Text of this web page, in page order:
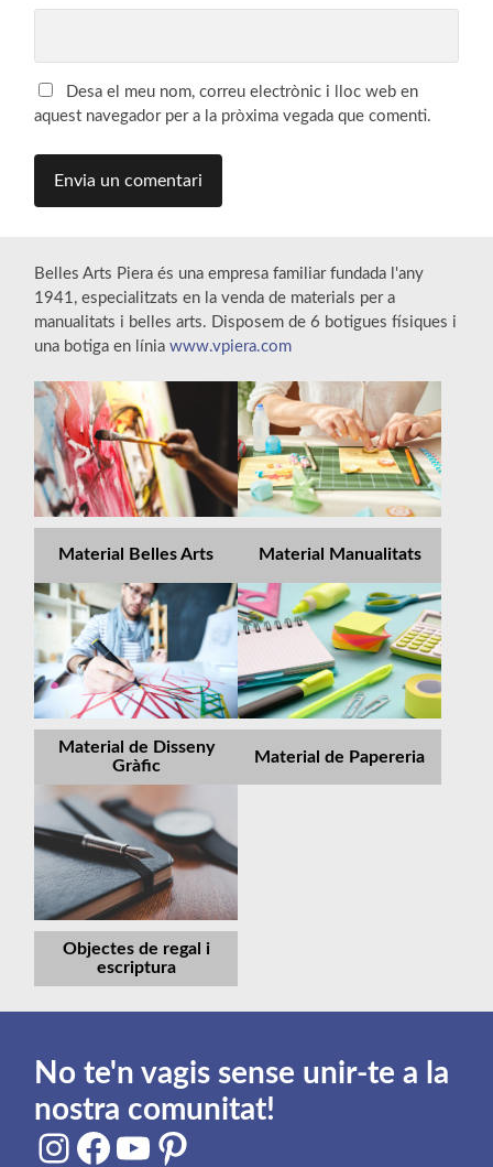
Desa el meu nom, correu electrònic i lloc web en
aquest navegador per a la pròxima vegada que comenti.
Belles Arts Piera és una empresa familiar fundada l'any
1941, especialitzats en la venda de materials per a
manualitats i belles arts. Disposem de 6 botigues físiques i
una botiga en líniawww.vpiera.com
Material Belles Arts Material Manualitats
Material de Disseny
Gràfic
Material de Papereria
Objectes de regal i
escriptura
No te'n vagis sense unir-te a la
nostra comunitat!
Instagram
Facebook
YouTube
Pinterest